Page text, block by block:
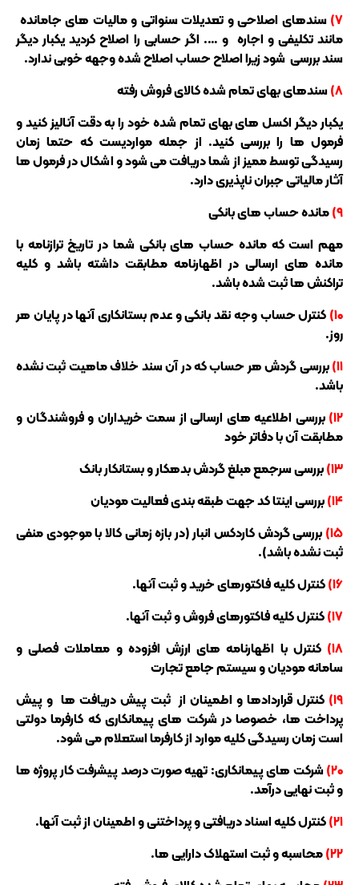
۷) سندهای اصلاحی و تعدیلات سنواتی و مالیات های جامانده
مانند تکلیفی و اجاره و …. اگر حسابی را اصلاح کردید یکبار دیگر
سند بررسی شود زیرا اصلاح حساب اصلاح شده وجهه خوبی ندارد.
۸) سندهای بهای تمام شده کالای فروش رفته
یکبار دیگر اکسل های بهای تمام شده خود را به دقت آنالیز کنید و
فرمول ها را بررسی کنید. از جمله مواردیست که حتما زمان
رسیدگی توسط ممیز از شما دریافت می شود و اشکال در فرمول ها
آثار مالیاتی جبران ناپذیری دارد.
۹) مانده حساب های بانکی
مهم است که مانده حساب های بانکی شما در تاریخ ترازنامه با
مانده های ارسالی در اظهارنامه مطابقت داشته باشد و کلیه
تراکنش ها ثبت شده باشد.
۱۰) کنترل حساب وجه نقد بانکی و عدم بستانکاری آنها در پایان هر
روز.
۱۱) بررسی گردش هر حساب که در آن سند خلاف ماهیت ثبت نشده
باشد.
۱۲) بررسی اطلاعیه های ارسالی از سمت خریداران و فروشندگان و
مطابقت آن با دفاتر خود
۱۳) بررسی سرجمع مبلغ گردش بدهکار و بستانکار بانک
۱۴) بررسی اینتا کد جهت طبقه بندی فعالیت مودیان
۱۵) بررسی گردش کاردکس انبار (در بازه زمانی کالا با موجودی منفی
ثبت نشده باشد).
۱۶) کنترل کلیه فاکتورهای خرید و ثبت آنها.
۱۷) کنترل کلیه فاکتورهای فروش و ثبت آنها.
۱۸) کنترل با اظهارنامه های ارزش افزوده و معاملات فصلی و
سامانه مودیان و سیستم جامع تجارت
۱۹) کنترل قراردادها و اطمینان از ثبت پیش دریافت ها و پیش
پرداخت ها، خصوصا در شرکت های پیمانکاری که کارفرما دولتی
است زمان رسیدگی کلیه موارد از کارفرما استعلام می شود.
۲۰) شرکت های پیمانکاری: تهیه صورت درصد پیشرفت کار پروژه ها
و ثبت نهایی درآمد.
۲۱) کنترل کلیه اسناد دریافتی و پرداختنی و اطمینان از ثبت آنها.
۲۲) محاسبه و ثبت استهلاک دارایی ها.